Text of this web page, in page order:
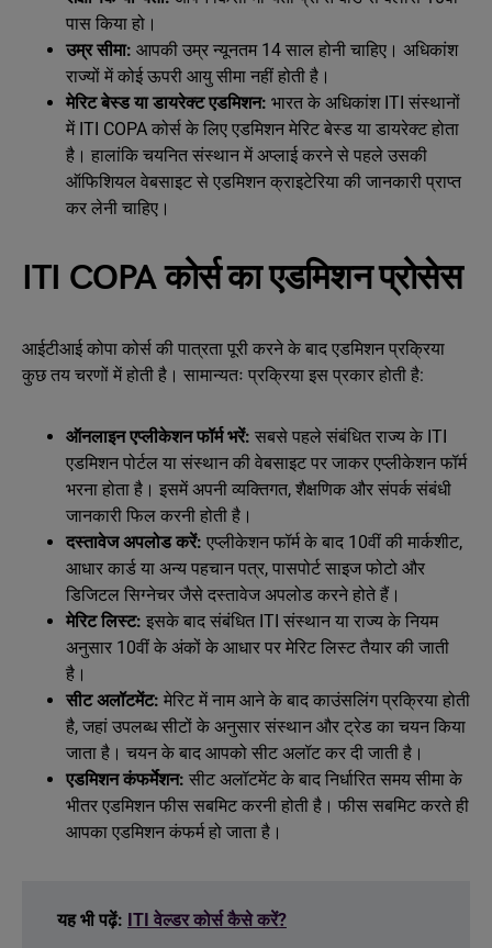
पास किया हो।
उम्र सीमा: आपकी उम्र न्यूनतम 14 साल होनी चाहिए। अधिकांश
राज्यों में कोई ऊपरी आयु सीमा नहीं होती है।
मेरिट बेस्ड या डायरेक्ट एडमिशन: भारत के अधिकांश ITI संस्थानों
में ITI COPA कोर्स के लिए एडमिशन मेरिट बेस्ड या डायरेक्ट होता
है। हालांकि चयनित संस्थान में अप्लाई करने से पहले उसकी
ऑफिशियल वेबसाइट से एडमिशन क्राइटेरिया की जानकारी प्राप्त
कर लेनी चाहिए।
ITI COPA कोर्स का एडमिशन प्रोसेस
आईटीआई कोपा कोर्स की पात्रता पूरी करने के बाद एडमिशन प्रक्रिया
कुछ तय चरणों में होती है। सामान्यतः प्रक्रिया इस प्रकार होती है:
ऑनलाइन एप्लीकेशन फॉर्म भरें: सबसे पहले संबंधित राज्य के ITI
एडमिशन पोर्टल या संस्थान की वेबसाइट पर जाकर एप्लीकेशन फॉर्म
भरना होता है। इसमें अपनी व्यक्तिगत, शैक्षणिक और संपर्क संबंधी
जानकारी फिल करनी होती है।
दस्तावेज अपलोड करें: एप्लीकेशन फॉर्म के बाद 10वीं की मार्कशीट,
आधार कार्ड या अन्य पहचान पत्र, पासपोर्ट साइज फोटो और
डिजिटल सिग्नेचर जैसे दस्तावेज अपलोड करने होते हैं।
मेरिट लिस्ट: इसके बाद संबंधित ITI संस्थान या राज्य के नियम
अनुसार 10वीं के अंकों के आधार पर मेरिट लिस्ट तैयार की जाती
है।
सीट अलॉटमेंट: मेरिट में नाम आने के बाद काउंसलिंग प्रक्रिया होती
है, जहां उपलब्ध सीटों के अनुसार संस्थान और ट्रेड का चयन किया
जाता है। चयन के बाद आपको सीट अलॉट कर दी जाती है।
एडमिशन कंफर्मेशन: सीट अलॉटमेंट के बाद निर्धारित समय सीमा के
भीतर एडमिशन फीस सबमिट करनी होती है। फीस सबमिट करते ही
आपका एडमिशन कंफर्म हो जाता है।
यह भी पढ़ें: ITI वेल्डर कोर्स कैसे करें?